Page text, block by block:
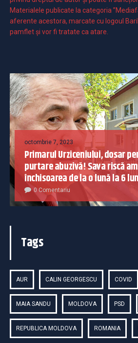
Materialele publicate la categoria
aferente acestora, marcate cu logoul
pamflet și vor fi tratate ca atare.
octombrie 7, 2023
Primarul Urziceniului, dosar
purtare abuzivă! Sava riscă
închisoarea de la o lună la 6
0 Comentariu
Tags
AUR CALIN GEORGESCU COVID
MAIA SANDU MOLDOVA PSD
REPUBLICA MOLDOVA ROMANIA